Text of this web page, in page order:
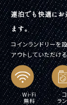
連泊でも快適に
ます。
コインランドリーを
アウトしていただけ
Wi-Fi
無料
ラ